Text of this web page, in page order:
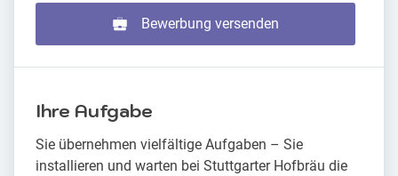
Bewerbung versenden
Ihre Aufgabe
Sie übernehmen vielfältige Aufgaben – Sie
installieren und warten bei Stuttgarter Hofbräu die